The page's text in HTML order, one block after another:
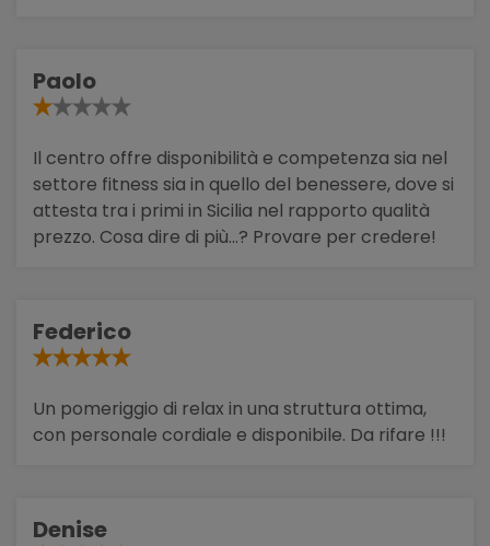
Paolo
Il centro offre disponibilità e competenza sia nel
settore fitness sia in quello del benessere, dove si
attesta tra i primi in Sicilia nel rapporto qualità
prezzo. Cosa dire di più...? Provare per credere!
Federico
Un pomeriggio di relax in una struttura ottima,
con personale cordiale e disponibile. Da rifare !!!
Denise